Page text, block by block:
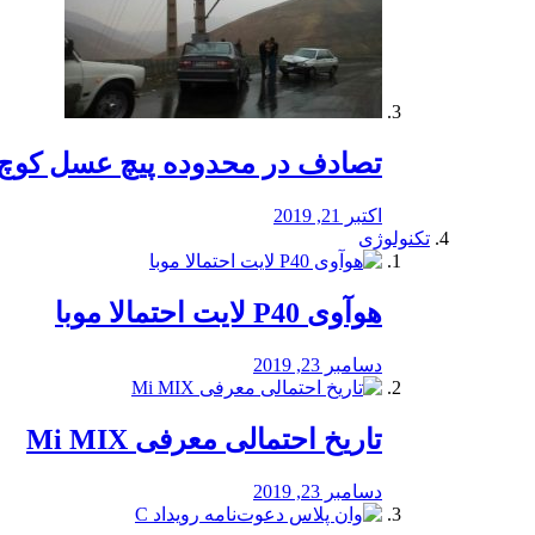
تصادف در محدوده پیچ عسل
اکتبر 21, 2019
تکنولوژی
هوآوی P40 لایت احتمالا موبا
دسامبر 23, 2019
تاریخ احتمالی معرفی Mi MIX
دسامبر 23, 2019